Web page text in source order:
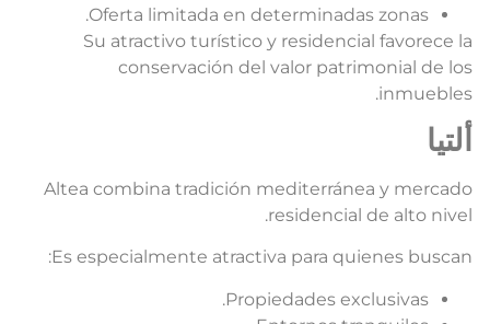
Oferta limitada en determinadas zonas.
Su atractivo turístico y residencial favorece
conservación del valor patrimonial de
Altea combina tradición mediterránea y
residencial de alto
Es especialmente atractiva para quienes
Propiedades exclusivas.